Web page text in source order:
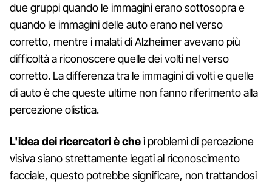
due gruppi quando le immagini erano sottosopra e
quando le immagini delle auto erano nel verso
corretto, mentre i malati di Alzheimer avevano più
difficoltà a riconoscere quelle dei volti nel verso
corretto. La differenza tra le immagini di volti e quelle
di auto è che queste ultime non fanno riferimento alla
percezione olistica.
L'idea dei ricercatori è chei problemi di percezione
visiva siano strettamente legati al riconoscimento
facciale, questo potrebbe significare, non trattandosi